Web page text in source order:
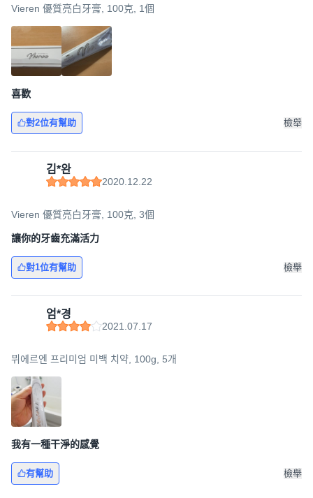
Vieren 優質亮白牙膏, 100克, 1個
喜歡
對2位有幫助 檢舉
김*완
2020.12.22
Vieren 優質亮白牙膏, 100克, 3個
讓你的牙齒充滿活力
對1位有幫助 檢舉
엄*경
2021.07.17
뷔에르엔 프리미엄 미백 치약, 100g, 5개
我有一種干淨的感覺
有幫助 檢舉